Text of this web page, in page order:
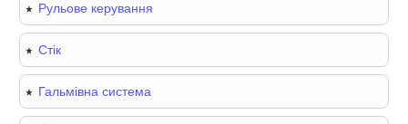
Рульове керування
Стік
Гальмівна система